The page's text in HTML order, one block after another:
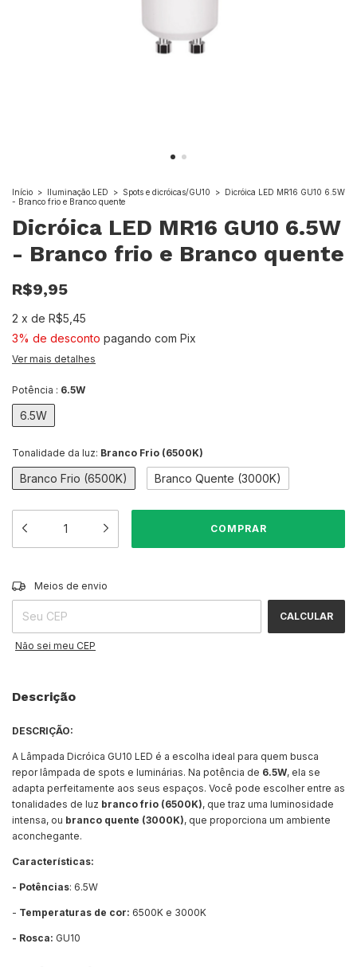
Início > Iluminação LED > Spots e dicróicas/GU10 > Dicróica LED MR16 GU10 6.5W
- Branco frio e Branco quente
Dicróica LED MR16 GU10 6.5W
- Branco frio e Branco quente
R$9,95
2 x de R$5,45
3% de desconto pagando com Pix
Ver mais detalhes
Potência : 6.5W
6.5W
Tonalidade da luz: Branco Frio (6500K)
Branco Frio (6500K) Branco Quente (3000K)
Entregas para o CEP:
Meios de envio
CALCULAR
Não sei meu CEP
Descrição
DESCRIÇÃO:
A Lâmpada Dicróica GU10 LED é a escolha ideal para quem busca
repor lâmpada de spots e luminárias. Na potência de 6.5W, ela se
adapta perfeitamente aos seus espaços. Você pode escolher entre as
tonalidades de luz branco frio (6500K), que traz uma luminosidade
intensa, ou branco quente (3000K), que proporciona um ambiente
aconchegante.
Características:
- Potências: 6.5W
- Temperaturas de cor: 6500K e 3000K
- Rosca: GU10